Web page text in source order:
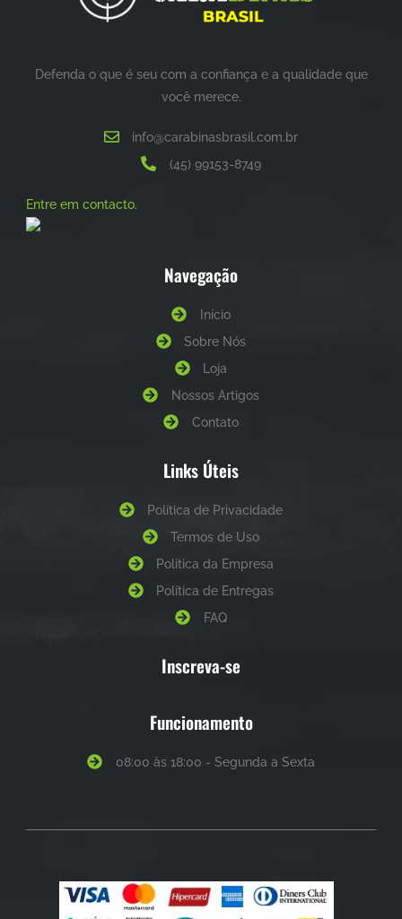
Defenda o que é seu com a confiança e a qualidade que
você merece.
info@carabinasbrasil.com.br
(45) 99153-8749
Entre em contacto.
Navegação
Início
Sobre Nós
Loja
Nossos Artigos
Contato
Links Úteis
Política de Privacidade
Termos de Uso
Política da Empresa
Política de Entregas
FAQ
Inscreva-se
Funcionamento
08:00 às 18:00 - Segunda a Sexta